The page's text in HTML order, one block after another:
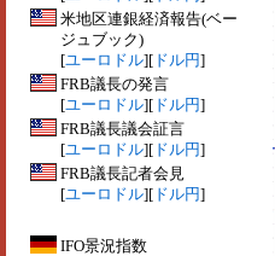
米地区連銀経済報告(ベー
ジュブック)
[ユーロドル][ ドル円]
FRB議長の発言
[ユーロドル][ ドル円]
FRB議長議会証言
[ユーロドル][ ドル円]
FRB議長記者会見
[ユーロドル][ ドル円]
IFO景況指数